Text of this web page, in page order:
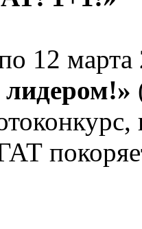
12 марта